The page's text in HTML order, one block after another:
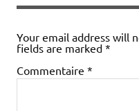
Your email address will
fields are marked *
Commentaire *